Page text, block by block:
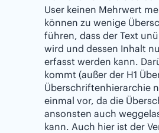
User keinen Mehrwert
können zu wenige
führen, dass der Text
wird und dessen Inhalt
erfasst werden kann.
kommt (außer der H1
Überschriftenhierarchie
einmal vor, da die
ansonsten auch
kann. Auch hier ist der